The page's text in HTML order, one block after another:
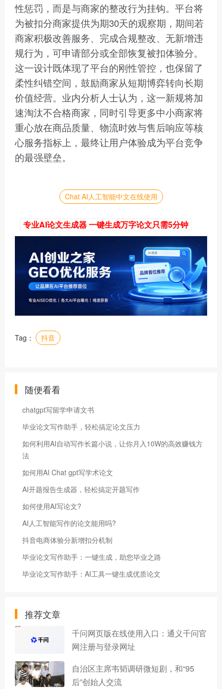
性惩罚，而是与商家的整改行为挂钩。平台将
为被扣分商家提供为期30天的观察期，期间若
商家积极改善服务、完成合规整改、无新增违
规行为，可申请部分或全部恢复被扣体验分。
这一设计既体现了平台的刚性管控，也保留了
柔性纠错空间，鼓励商家从短期博弈转向长期
价值经营。业内分析人士认为，这一新规将加
速淘汰不合格商家，同时引导更多中小商家将
重心放在商品质量、物流时效与售后响应等核
心服务指标上，最终让用户体验成为平台竞争
的最强壁垒。
Chat AI人工智能中文在线使用
专业AI论文生成器 一键生成万字论文只需5分钟
Tag： 抖音
随便看看
chatgpt写留学申请文书
毕业论文写作助手，轻松搞定论文压力
如何利用AI自动写作长篇小说，让你月入10W的高效赚钱方
法
如何用AI Chat gpt写学术论文
AI开题报告生成器，轻松搞定开题写作
如何使用AI写论文?
AI人工智能写作的论文能用吗?
抖音电商体验分新增扣分机制
毕业论文写作助手：一键生成，助您毕业之路
毕业论文写作助手：AI工具一键生成优质论文
推荐文章
千问网页版在线使用入口：通义千问官
网注册与登录网址
自治区主席韦韬调研微短剧，和“95
后”创始人交流